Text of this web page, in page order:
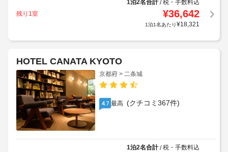
1泊2名合計/税・手数料込
残り1室
¥36,642
1泊1名あたり¥18,321
HOTEL CANATA KYOTO
京都府 > 二条城
4.7 最高 (クチコミ367件)
1泊2名合計/税・手数料込